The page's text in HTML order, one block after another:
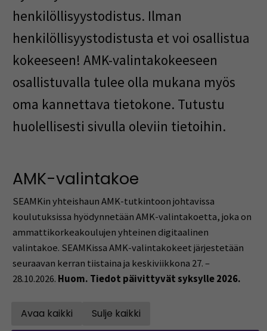
henkilöllisyystodistus. Ilman
henkilöllisyystodistusta et voi osallistua
kokeeseen! AMK-valintakokeeseen
osallistuvalla tulee olla mukana myös
oma kannettava tietokone. Tutustu
huolellisesti sivulla oleviin tietoihin.
AMK-valintakoe
SEAMKin yhteishaun AMK-tutkintoon johtavissa
koulutuksissa hyödynnetään AMK-valintakoetta, joka on
ammattikorkeakoulujen yhteinen digitaalinen
valintakoe. SEAMKissa AMK-valintakokeet järjestetään
seuraavan kerran tiistaina ja keskiviikkona 27. –
28.10.2026. Huom. Tiedot päivittyvät syksylle 2026.
Avaa kaikki
Open all accordions
Sulje kaikki